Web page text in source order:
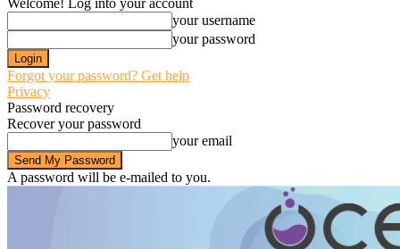
Welcome! Log into your account
your username
your password
Forgot your password? Get help
Privacy
Password recovery
Recover your password
your email
A password will be e-mailed to you.